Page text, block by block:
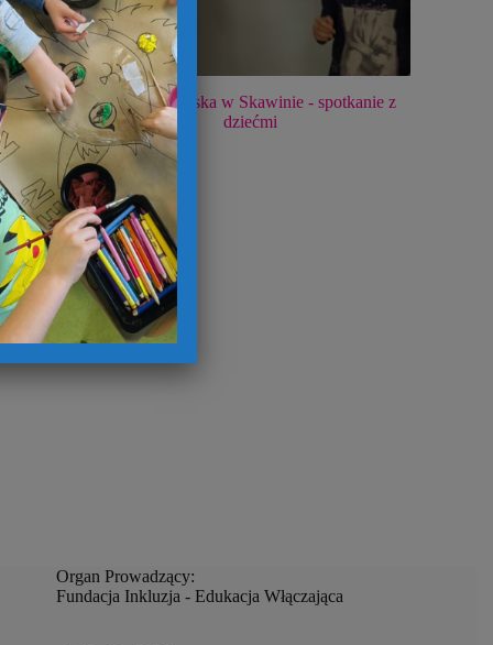
Organ Prowadzący:
Fundacja Inkluzja - Edukacja Włączająca